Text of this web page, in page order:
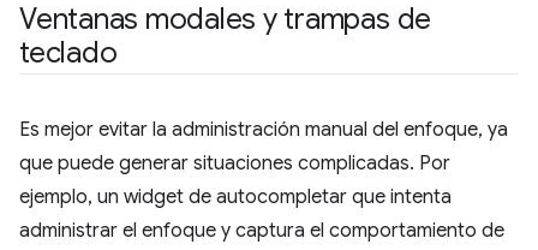
Ventanas modales y trampas de
teclado
Es mejor evitar la administración manual del enfoque, ya
que puede generar situaciones complicadas. Por
ejemplo, un widget de autocompletar que intenta
administrar el enfoque y captura el comportamiento de